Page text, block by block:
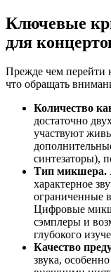
Ключевые
для
Прежде чем перейти
что обращать
Количество
достаточно
участвуют
синтезаторы),
Тип микшера.
характерное
ограниченные
Цифровые
сэмплеры и
глубокого
Качество
звука,